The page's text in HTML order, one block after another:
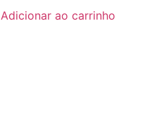
Adicionar ao carrinho